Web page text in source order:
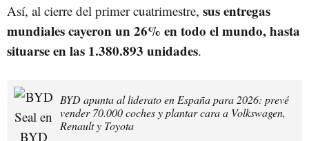
Así, al cierre del primer cuatrimestre, sus entregas
mundiales cayeron un 26% en todo el mundo, hasta
situarse en las 1.380.893 unidades.
BYD apunta al liderato en España para 2026: prevé
vender 70.000 coches y plantar cara a Volkswagen,
Renault y Toyota